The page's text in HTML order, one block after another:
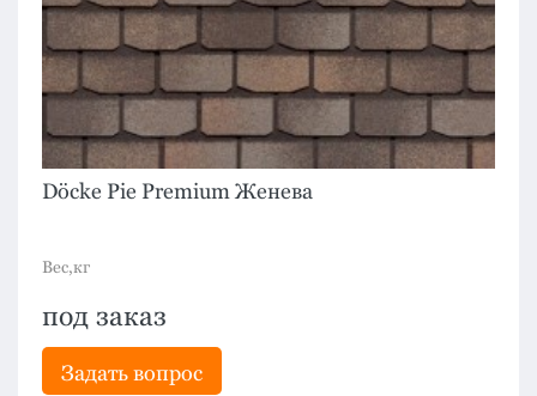
Döcke Pie Premium Женева
Вес,кг
под заказ
Задать вопрос